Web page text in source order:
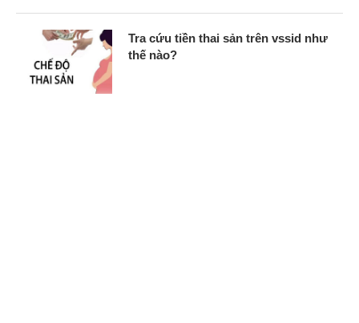
Tra cứu tiền thai sản trên vssid như
thế nào?